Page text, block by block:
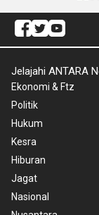
Jelajahi ANTARA
Ekonomi & Ftz
Politik
Hukum
Kesra
Hiburan
Jagat
Nasional